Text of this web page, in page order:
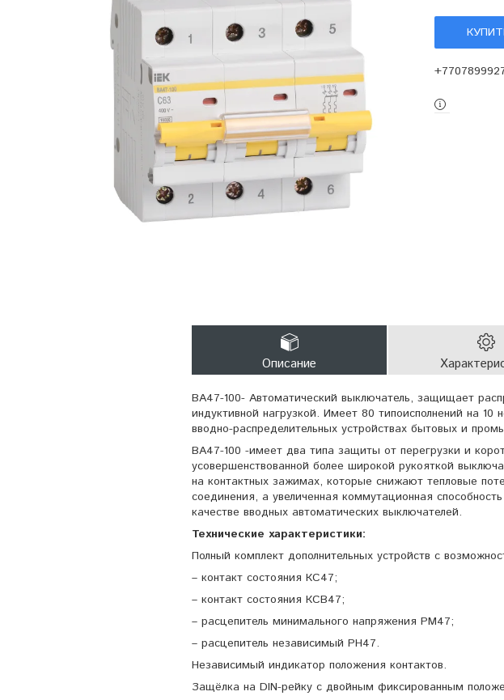
Описание
ВА47-100- Автоматический выключатель, защищает
индуктивной нагрузкой. Имеет 80 типоисполнений на
вводно-распределительных устройствах бытовых и
ВА47-100 -имеет два типа защиты от перегрузки и
усовершенствованной более широкой рукояткой
на контактных зажимах, которые снижают тепловые
соединения, а увеличенная коммутационная
качестве вводных автоматических выключателей.
Технические характеристики:
Полный комплект дополнительных устройств с
– контакт состояния КС47;
– контакт состояния КСВ47;
– расцепитель минимального напряжения РМ47;
– расцепитель независимый РН47.
Независимый индикатор положения контактов.
Защёлка на DIN-рейку с двойным фиксированным